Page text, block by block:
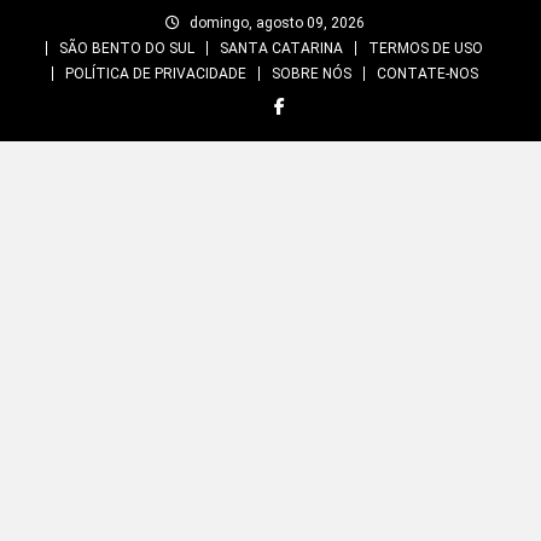
domingo, agosto 09, 2026
SÃO BENTO DO SUL
SANTA CATARINA
TERMOS DE USO
POLÍTICA DE PRIVACIDADE
SOBRE NÓS CONTATE-NOS